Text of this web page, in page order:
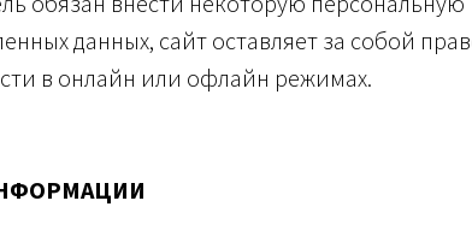
данных, сайт оставляет за собой
в онлайн или офлайн режимах.